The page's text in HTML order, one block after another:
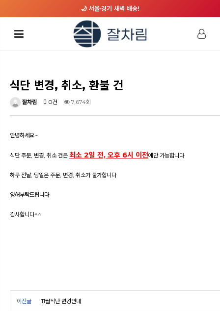
🌙 서울·경기 새벽 배송!
식단 변경, 취소, 환불 건
잘차림 0건 7,674회
안녕하세요~
식단 주문, 변경, 취소 건은 최소 2일 전, 오후 6시 이전에만 가능합니다
하루 전날, 당일은 주문, 변경, 취소가 불가합니다
양해부탁드립니다
감사합니다^^
이전글 11월식단 변경안내